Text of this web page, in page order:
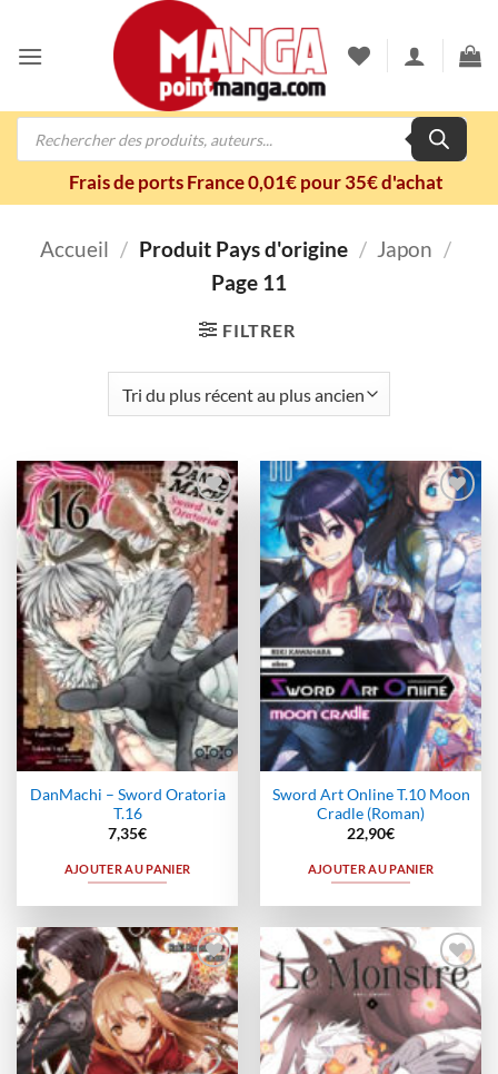
contenu
Recherche
Frais de ports France 0,01€ pour 35€ d'achat
Accueil / Produit Pays d'origine / Japon /
Page 11
FILTRER
Ajouter
à la
wishlist
DanMachi – Sword Oratoria
T.16
7,35€
AJOUTER AU PANIER
Ajouter
à la
wishlist
Sword Art Online T.10 Moon
Cradle (Roman)
22,90€
AJOUTER AU PANIER
Ajouter
à la
wishlist
Ajouter
à la
wishlist